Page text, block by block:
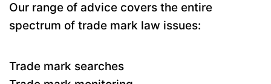
Our range of advice covers the entire
spectrum of trade mark law issues:
Trade mark searches